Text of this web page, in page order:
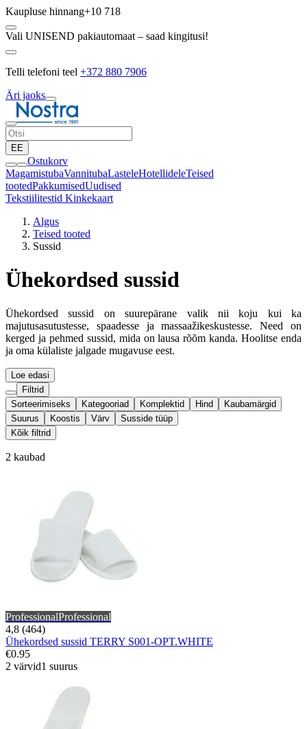
Kaupluse hinnang+10 718
Vali UNISEND pakiautomaat – saad kingitusi!
Telli telefoni teel +372 880 7906
Äri jaoks
EE
Ostukorv
MagamistubaVannitubaLasteleHotellideleTeised
tootedPakkumisedUudised
Tekstiilitestid Kinkekaart
Algus
Teised tooted
Sussid
Ühekordsed sussid
Ühekordsed sussid on suurepärane valik nii koju kui ka
majutusasutustesse, spaadesse ja massaažikeskustesse. Need on
kerged ja pehmed sussid, mida on lausa rõõm kanda. Hoolitse enda
ja oma külaliste jalgade mugavuse eest.
Loe edasi
Filtrid
Sorteerimiseks
Kategooriad Komplektid Hind
Kaubamärgid
Suurus
Koostis Värv
Susside tüüp
Kõik filtrid
2 kaubad
ProfessionalProfessional
4,8 (464)
Ühekordsed sussid TERRY S001-OPT.WHITE
€0.95
2 värvid1 suurus